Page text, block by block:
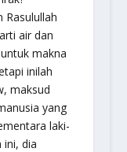
Rasulullah
air dan
makna
inilah
maksud
yang
laki-
ini, dia